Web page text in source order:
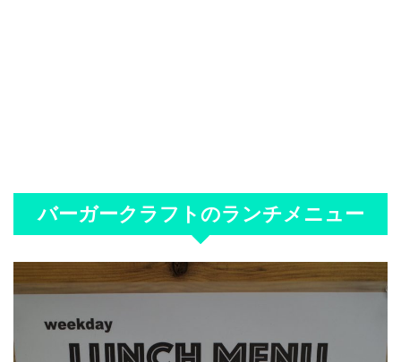
バーガークラフトのランチメニュー